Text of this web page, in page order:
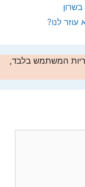
לנו?
המשתמש בלבד,